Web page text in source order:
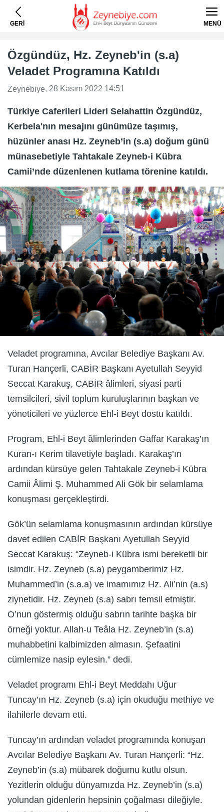
GERİ MENÜ
Özgündüz, Hz. Zeyneb'in (s.a)
Veladet Programına Katıldı
Zeynebiye, 28 Kasım 2022 14:51
Türkiye Caferileri Lideri Selahattin Özgündüz,
Kerbela'nın mesajını günümüze taşımış,
hüzünler anası Hz. Zeyneb’in (s.a) doğum günü
münasebetiyle Tahtakale Zeyneb-i Kübra
Camii’nde düzenlenen kutlama törenine katıldı.
Veladet programına, Avcılar Belediye Başkanı Av.
Turan Hançerli, CABİR Başkanı Ayetullah Seyyid
Seccat Karakuş, CABİR âlimleri, siyasi parti
temsilcileri, sivil toplum kuruluşlarının başkan ve
yöneticileri ve yüzlerce Ehl-i Beyt dostu katıldı.
Program, Ehl-i Beyt âlimlerinden Gaffar Karakaş’ın
Kuran-ı Kerim tilavetiyle başladı. Karakaş’ın
ardından kürsüye gelen Tahtakale Zeyneb-i Kübra
Camii Âlimi Ş. Muhammed Ali Gök bir selamlama
konuşması gerçekleştirdi.
Gök’ün selamlama konuşmasının ardından kürsüye
davet edilen CABİR Başkanı Ayetullah Seyyid
Seccat Karakuş: “Zeyneb-i Kübra ismi bereketli bir
isimdir. Hz. Zeyneb (s.a) peygamberimiz Hz.
Muhammed’in (s.a.a) ve imamımız Hz. Ali’nin (a.s)
ziynetidir. Hz. Zeyneb (s.a) sabrı temsil etmiştir.
O’nun göstermiş olduğu sabrın tarihte başka bir
örneği yoktur. Allah-u Teâla Hz. Zeyneb’in (s.a)
muhabbetini kalbimizden almasın. Şefaatini
cümlemize nasip eylesin.” dedi.
Veladet programı Ehl-i Beyt Meddahı Uğur
Tuncay’ın Hz. Zeyneb (s.a) için okuduğu methiye ve
ilahilerle devam etti.
Tuncay’ın ardından veladet programında konuşan
Avcılar Belediye Başkanı Av. Turan Hançerli: “Hz.
Zeyneb’in (s.a) mübarek doğumu kutlu olsun.
Yezitlerin olduğu dünyamızda Hz. Zeyneb’in (s.a)
yolundan gidenlerin hepsinin çoğalması dileğiyle.